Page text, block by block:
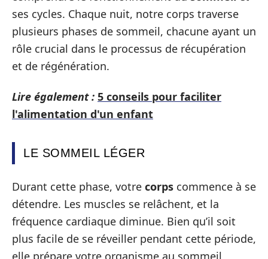
ses cycles. Chaque nuit, notre corps traverse
plusieurs phases de sommeil, chacune ayant un
rôle crucial dans le processus de récupération
et de régénération.
Lire également : 5 conseils pour faciliter
l'alimentation d'un enfant
LE SOMMEIL LÉGER
Durant cette phase, votre corps commence à se
détendre. Les muscles se relâchent, et la
fréquence cardiaque diminue. Bien qu’il soit
plus facile de se réveiller pendant cette période,
elle prépare votre organisme au sommeil